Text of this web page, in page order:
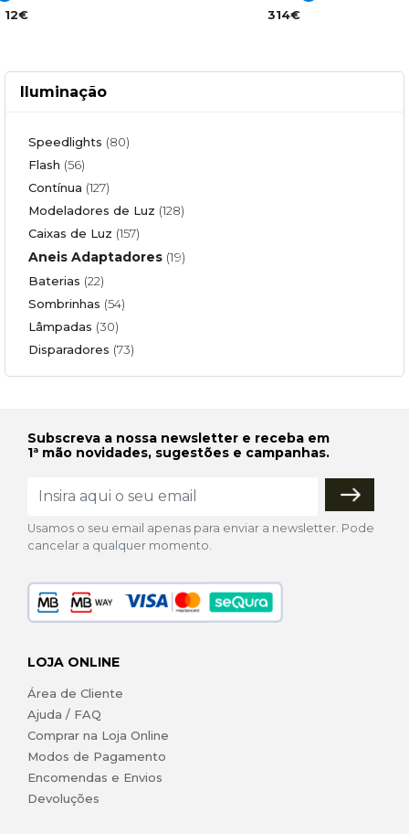
12€ 314€
Iluminação
Speedlights (80)
Flash (56)
Contínua (127)
Modeladores de Luz (128)
Caixas de Luz (157)
Aneis Adaptadores (19)
Baterias (22)
Sombrinhas (54)
Lâmpadas (30)
Disparadores (73)
Subscreva a nossa newsletter e receba em
1ª mão novidades, sugestões e campanhas.
Usamos o seu email apenas para enviar a newsletter. Pode
cancelar a qualquer momento.
LOJA ONLINE
Área de Cliente
Ajuda / FAQ
Comprar na Loja Online
Modos de Pagamento
Encomendas e Envios
Devoluções